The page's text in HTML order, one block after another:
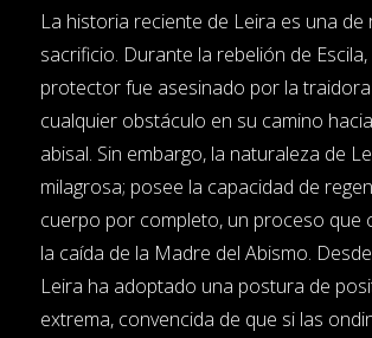
La historia reciente de Leira es una de
sacrificio. Durante la rebelión de
protector fue asesinado por la
cualquier obstáculo en su camino
abisal. Sin embargo, la naturaleza de
milagrosa; posee la capacidad de
cuerpo por completo, un proceso que
la caída de la Madre del Abismo.
Leira ha adoptado una postura de
extrema, convencida de que si las